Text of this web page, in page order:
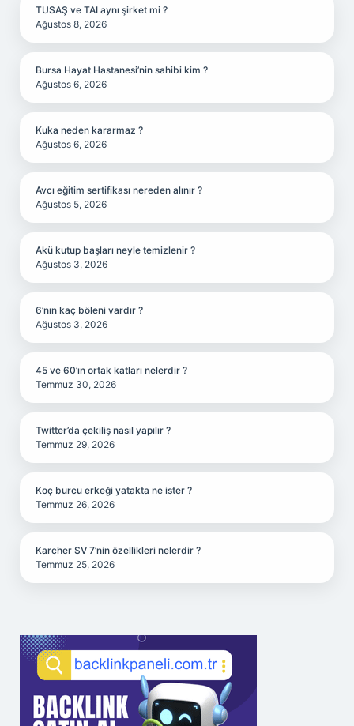
TUSAŞ ve TAI aynı şirket mi ?
Ağustos 8, 2026
Bursa Hayat Hastanesi’nin sahibi kim ?
Ağustos 6, 2026
Kuka neden kararmaz ?
Ağustos 6, 2026
Avcı eğitim sertifikası nereden alınır ?
Ağustos 5, 2026
Akü kutup başları neyle temizlenir ?
Ağustos 3, 2026
6’nın kaç böleni vardır ?
Ağustos 3, 2026
45 ve 60’ın ortak katları nelerdir ?
Temmuz 30, 2026
Twitter’da çekiliş nasıl yapılır ?
Temmuz 29, 2026
Koç burcu erkeği yatakta ne ister ?
Temmuz 26, 2026
Karcher SV 7’nin özellikleri nelerdir ?
Temmuz 25, 2026